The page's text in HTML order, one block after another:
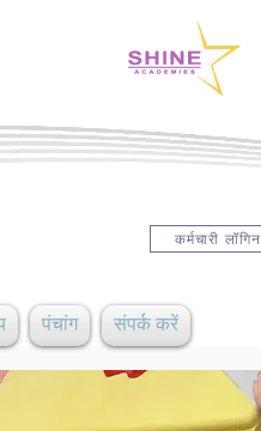
कर्मचारी लॉगिन
पंचांग संपर्क करें